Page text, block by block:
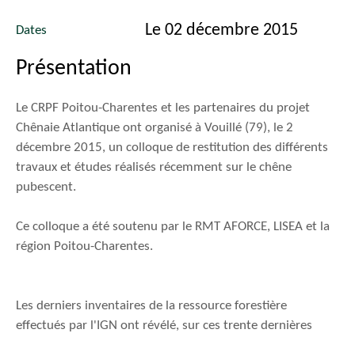
Dates Le 02 décembre 2015
Présentation
Le CRPF Poitou-Charentes et les partenaires du projet
Chênaie Atlantique ont organisé à Vouillé (79), le 2
décembre 2015, un colloque de restitution des différents
travaux et études réalisés récemment sur le chêne
pubescent.
Ce colloque a été soutenu par le RMT AFORCE, LISEA et la
région Poitou-Charentes.
Les derniers inventaires de la ressource forestière
effectués par l'IGN ont révélé, sur ces trente dernières